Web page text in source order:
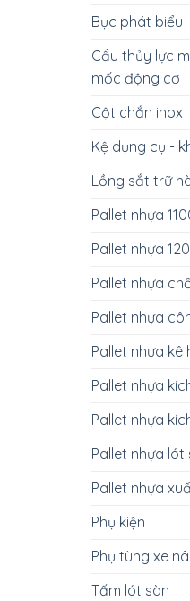
Bục phát biểu
Cẩu thủy lực
mốc động cơ
Cột chắn inox
Kệ dụng cụ -
Lồng sắt trữ
Pallet nhựa
Pallet nhựa
Pallet nhựa
Pallet nhựa
Pallet nhựa kê
Pallet nhựa
Pallet nhựa
Pallet nhựa lót
Pallet nhựa
Phụ kiện
Phụ tùng xe
Tấm lót sàn